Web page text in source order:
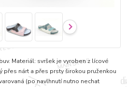
Materiál: svršek je vyroben z lícové
přes nárt a přes prsty širokou pruženkou
(po navlhnutí nutno nechat